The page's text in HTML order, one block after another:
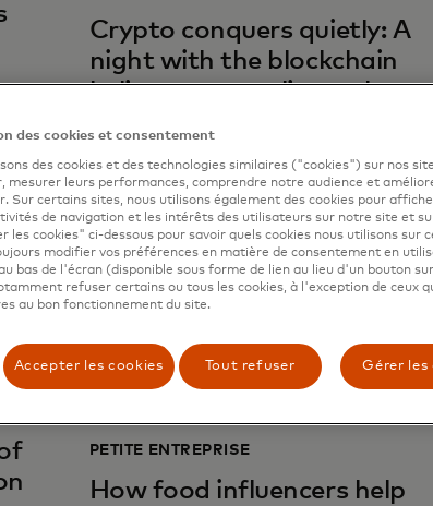
Crypto conquers quietly: A
night with the blockchain
believers struggling to be
Lire
PETITE ENTREPRISE
How food influencers help
des cookies et consentement
des cookies et des technologies similaires ("cookies") sur nos
mesurer leurs performances, comprendre notre audience et
Sur certains sites, nous utilisons également des cookies pour
de navigation et les intérêts des utilisateurs sur notre site et
les cookies" ci-dessous pour savoir quels cookies nous utilisons sur
modifier vos préférences en matière de consentement en
bas de l'écran (disponible sous forme de lien au lieu d'un bouton
refuser certains ou tous les cookies, à l'exception de ceux
au bon fonctionnement du site.
Accepter les cookies Tout refuser Gérer les